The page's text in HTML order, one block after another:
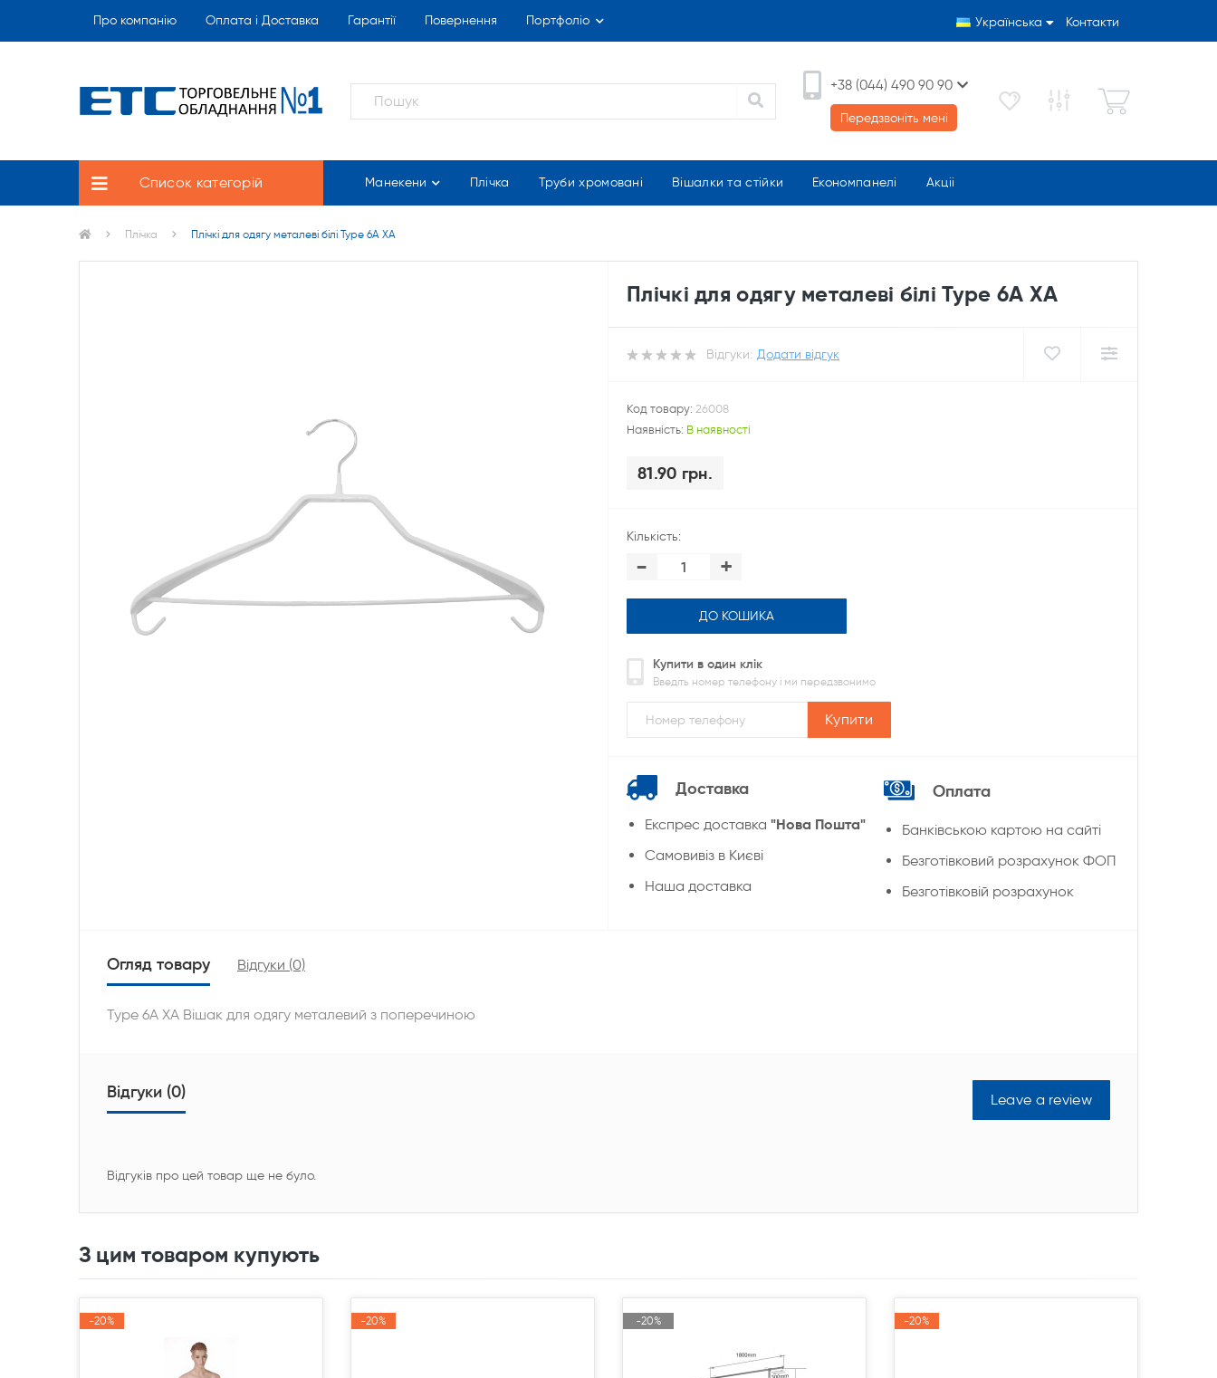
Про компанію Оплата і Доставка Гарантії Повернення Портфоліо Українська Контакти
+38 (044) 490 90 90
Передзвоніть мені
Список категорій Манекени Плічка Труби хромовані Вішалки та стійки Економпанелі Акціі
Плічка Плічкі для одягу металеві білі Type 6А ХА
Плічкі для одягу металеві білі Type 6А ХА
Відгуки: Додати відгук
Код товару: 26008
Наявність: В наявності
81.90 грн.
Кількість:
- +
ДО КОШИКА
Купити в один клік
Введіть номер телефону і ми передзвонимо
Купити
Доставка
Експрес доставка "Нова Пошта"
Cамовивіз в Києві
Наша доставка
Оплата
Банківською картою на сайті
Безготівковий розрахунок ФОП
Безготівковій розрахунок
Огляд товару Відгуки (0)
Type 6А ХА Вішак для одягу металевий з поперечиною
Відгуки (0) Leave a review
Відгуків про цей товар ще не було.
З цим товаром купують
-20%
-20% -20%
-20% -20%
-20% -20%
-20%